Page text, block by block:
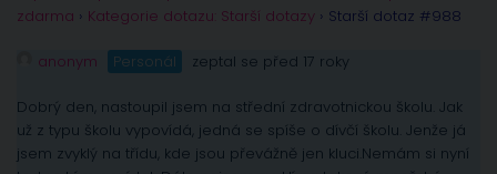
zdarma › Kategorie dotazu: Starší dotazy › Starší dotaz #988
anonym Personál zeptal se před 17 roky
Dobrý den, nastoupil jsem na střední zdravotnickou školu. Jak
už z typu školu vypovídá, jedná se spíše o dívčí školu. Jenže já
jsem zvyklý na třídu, kde jsou převážně jen kluci.Nemám si nyní